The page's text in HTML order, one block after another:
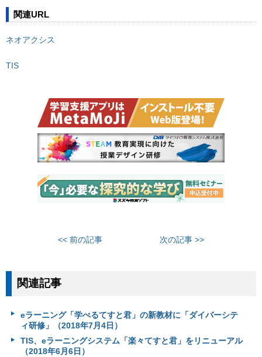
関連URL
ネオアクシス
TIS
<< 前の記事 次の記事 >>
関連記事
eラーニング「学べるてすと君」の新教材に「ダイバーシテ
ィ研修」（2018年7月4日）
TIS、eラーニングシステム「楽々てすと君」をリニューアル
（2018年6月6日）